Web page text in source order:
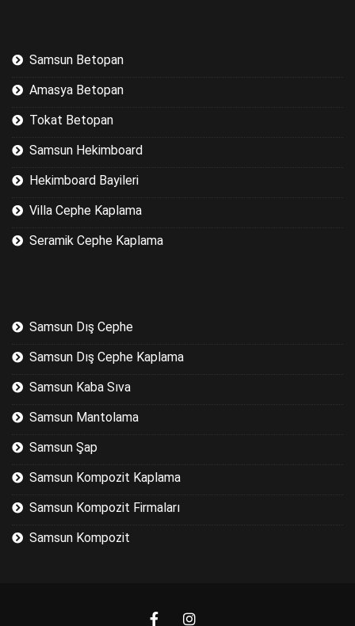
Samsun Betopan
Amasya Betopan
Tokat Betopan
Samsun Hekimboard
Hekimboard Bayileri
Villa Cephe Kaplama
Seramik Cephe Kaplama
Samsun Dış Cephe
Samsun Dış Cephe Kaplama
Samsun Kaba Sıva
Samsun Mantolama
Samsun Şap
Samsun Kompozit Kaplama
Samsun Kompozit Firmaları
Samsun Kompozit